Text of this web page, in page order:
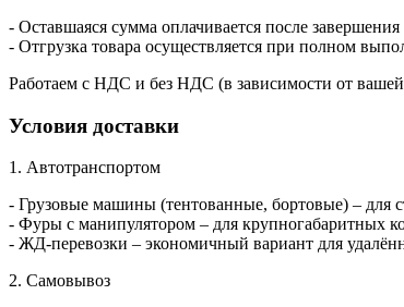
- Оставшаяся сумма оплачивается после завершения
- Отгрузка товара осуществляется при полном
Работаем с НДС и без НДС (в зависимости от
Условия доставки
1. Автотранспортом
- Грузовые машины (тентованные, бортовые) – для
- Фуры с манипулятором – для крупногабаритных
- ЖД-перевозки – экономичный вариант для
2. Самовывоз